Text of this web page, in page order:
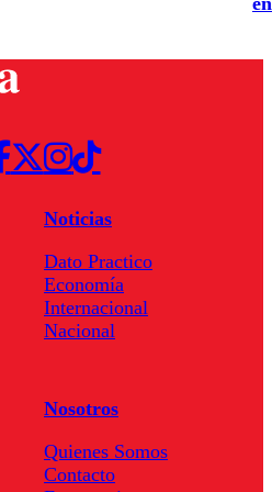
Noticias
Dato Practico
Economía
Internacional
Nacional
Nosotros
Quienes Somos
Contacto